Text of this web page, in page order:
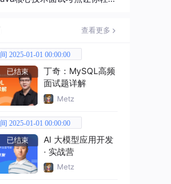
查看更多
2025-01-01 00:00:00
已结束
丁奇：MySQL高频
面试题详解
Metz
2025-01-01 00:00:00
已结束
AI 大模型应用开发
· 实战营
Metz